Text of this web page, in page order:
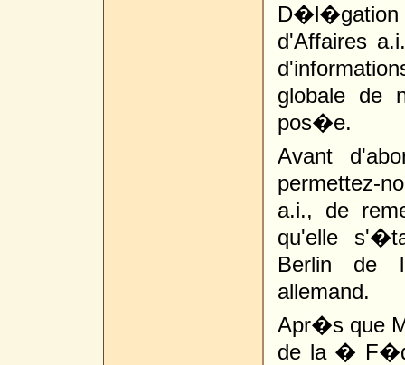
D�l�gation
d'Affaires
globale de
pos�e.
Avant
permettez-
a.i., de
qu'elle
Berlin de
allemand.
Apr�s que
de la �